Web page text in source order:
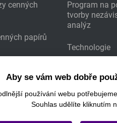
cenných
papírů
Program na
tvorby
analýz
Technologie
Stažení
Aby se vám web dobře
používání webu
Souhlas udělíte kliknutím